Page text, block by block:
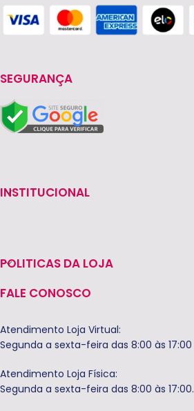
SEGURANÇA
INSTITUCIONAL
POLITICAS DA LOJA
FALE CONOSCO
Atendimento Loja Virtual:
Segunda a sexta-feira das 8:00 às 17:00
Atendimento Loja Física:
Segunda a sexta-feira das 8:00 às 17:00.